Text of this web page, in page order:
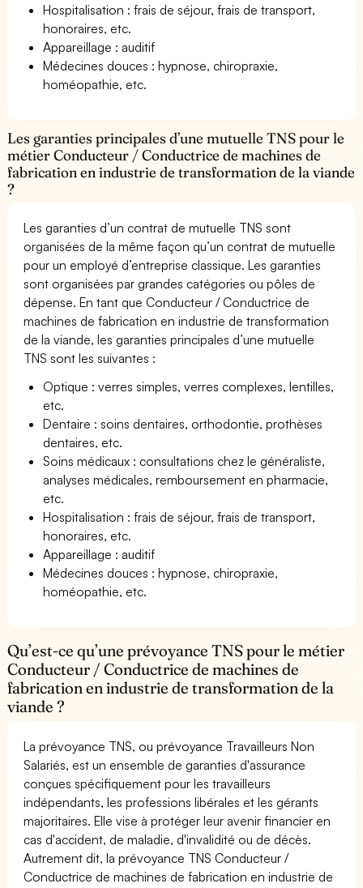
Hospitalisation : frais de séjour, frais de transport,
honoraires, etc.
Appareillage : auditif
Médecines douces : hypnose, chiropraxie,
homéopathie, etc.
Les garanties principales d’une mutuelle TNS pour le
métier Conducteur / Conductrice de machines de
fabrication en industrie de transformation de la viande
?
Les garanties d’un contrat de mutuelle TNS sont
organisées de la même façon qu’un contrat de mutuelle
pour un employé d’entreprise classique. Les garanties
sont organisées par grandes catégories ou pôles de
dépense. En tant que Conducteur / Conductrice de
machines de fabrication en industrie de transformation
de la viande, les garanties principales d’une mutuelle
TNS sont les suivantes :
Optique : verres simples, verres complexes, lentilles,
etc.
Dentaire : soins dentaires, orthodontie, prothèses
dentaires, etc.
Soins médicaux : consultations chez le généraliste,
analyses médicales, remboursement en pharmacie,
etc.
Hospitalisation : frais de séjour, frais de transport,
honoraires, etc.
Appareillage : auditif
Médecines douces : hypnose, chiropraxie,
homéopathie, etc.
Qu’est-ce qu’une prévoyance TNS pour le métier
Conducteur / Conductrice de machines de
fabrication en industrie de transformation de la
viande ?
La prévoyance TNS, ou prévoyance Travailleurs Non
Salariés, est un ensemble de garanties d'assurance
conçues spécifiquement pour les travailleurs
indépendants, les professions libérales et les gérants
majoritaires. Elle vise à protéger leur avenir financier en
cas d'accident, de maladie, d'invalidité ou de décès.
Autrement dit, la prévoyance TNS Conducteur /
Conductrice de machines de fabrication en industrie de